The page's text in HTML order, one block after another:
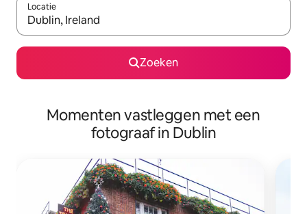
Locatie
Wanneer er suggesties beschikbaar zijn, maak je een keuze
Zoeken
Momenten vastleggen met een
fotograaf in Dublin